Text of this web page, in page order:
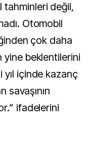
değil,
Otomobil
çok daha
yine beklentilerini
yıl içinde kazanç
savaşının
ifadelerini